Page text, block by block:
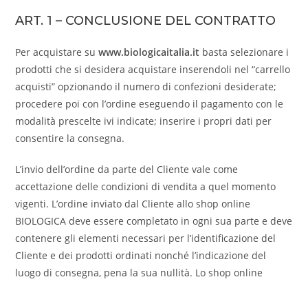
ART. 1 – CONCLUSIONE DEL CONTRATTO
Per acquistare suwww.biologicaitalia.it basta selezionare i
prodotti che si desidera acquistare inserendoli nel “carrello
acquisti” opzionando il numero di confezioni desiderate;
procedere poi con l’ordine eseguendo il pagamento con le
modalità prescelte ivi indicate; inserire i propri dati per
consentire la consegna.
L’invio dell’ordine da parte del Cliente vale come
accettazione delle condizioni di vendita a quel momento
vigenti. L’ordine inviato dal Cliente allo shop online
BIOLOGICA deve essere completato in ogni sua parte e deve
contenere gli elementi necessari per l’identificazione del
Cliente e dei prodotti ordinati nonché l’indicazione del
luogo di consegna, pena la sua nullità. Lo shop online